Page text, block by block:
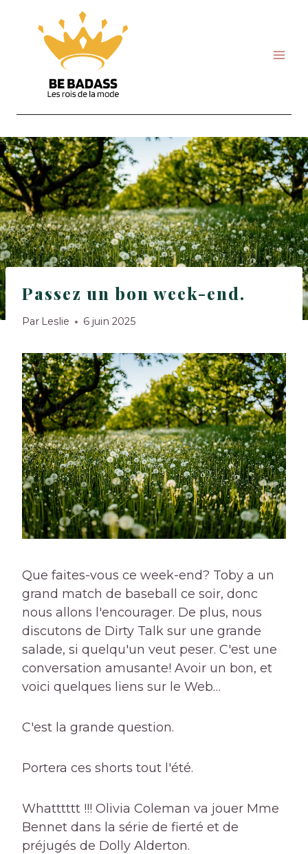
content
Passez un bon week-end.
Par Leslie 6 juin 2025
Que faites-vous ce week-end? Toby a un
grand match de baseball ce soir, donc
nous allons l'encourager. De plus, nous
discutons de Dirty Talk sur une grande
salade, si quelqu'un veut peser. C'est une
conversation amusante! Avoir un bon, et
voici quelques liens sur le Web…
C'est la grande question.
Portera ces shorts tout l'été.
Whatttttt !!! Olivia Coleman va jouer Mme
Bennet dans la série de fierté et de
préjugés de Dolly Alderton.